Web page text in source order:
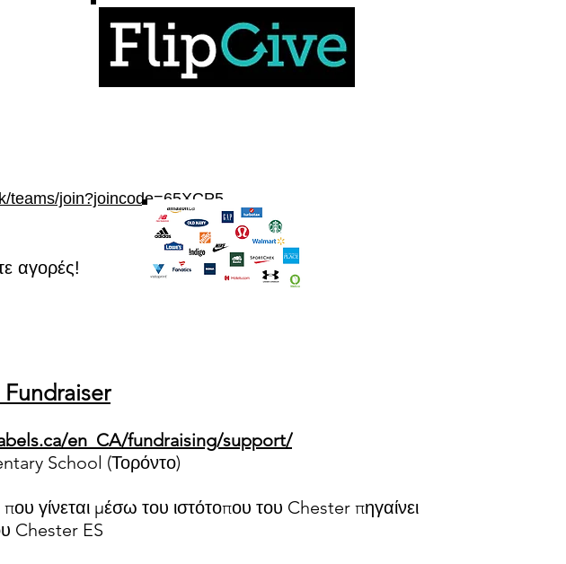
teams/join?joincode=65XCP5
αγορές!
en_CA/fundraising/support/
School (Τορόντο)
γίνεται μέσω του ιστότοπου του Chester πηγαίνει
Chester ES